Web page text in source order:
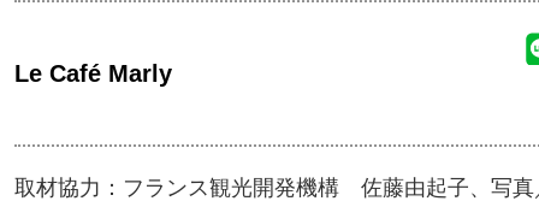
キ
プLe Café Marly
取材協力：フランス観光開発機構 佐藤由起子、写真